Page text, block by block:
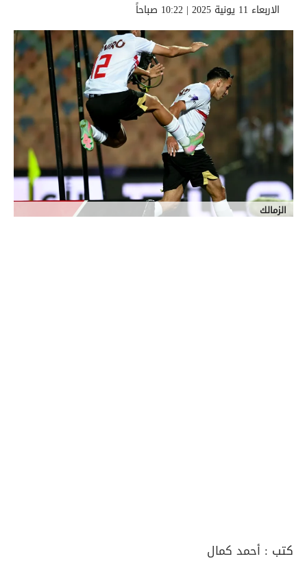
الاربعاء 11 يونية 2025 | 10:22 صباحاً
الزمالك
كتب : أحمد كمال